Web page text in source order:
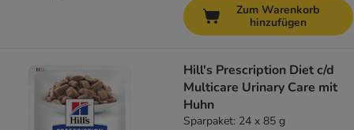
Zum Warenkorb
hinzufügen
Hill's Prescription Diet c/d
Multicare Urinary Care mit
Huhn
Sparpaket: 24 x 85 g